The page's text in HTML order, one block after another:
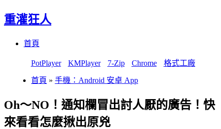
重灌狂人
首頁
PotPlayer KMPlayer 7-Zip Chrome 格式工廠
首頁 » 手機：Android 安卓 App
Oh～NO！通知欄冒出討人厭的廣告！快
來看看怎麼揪出原兇